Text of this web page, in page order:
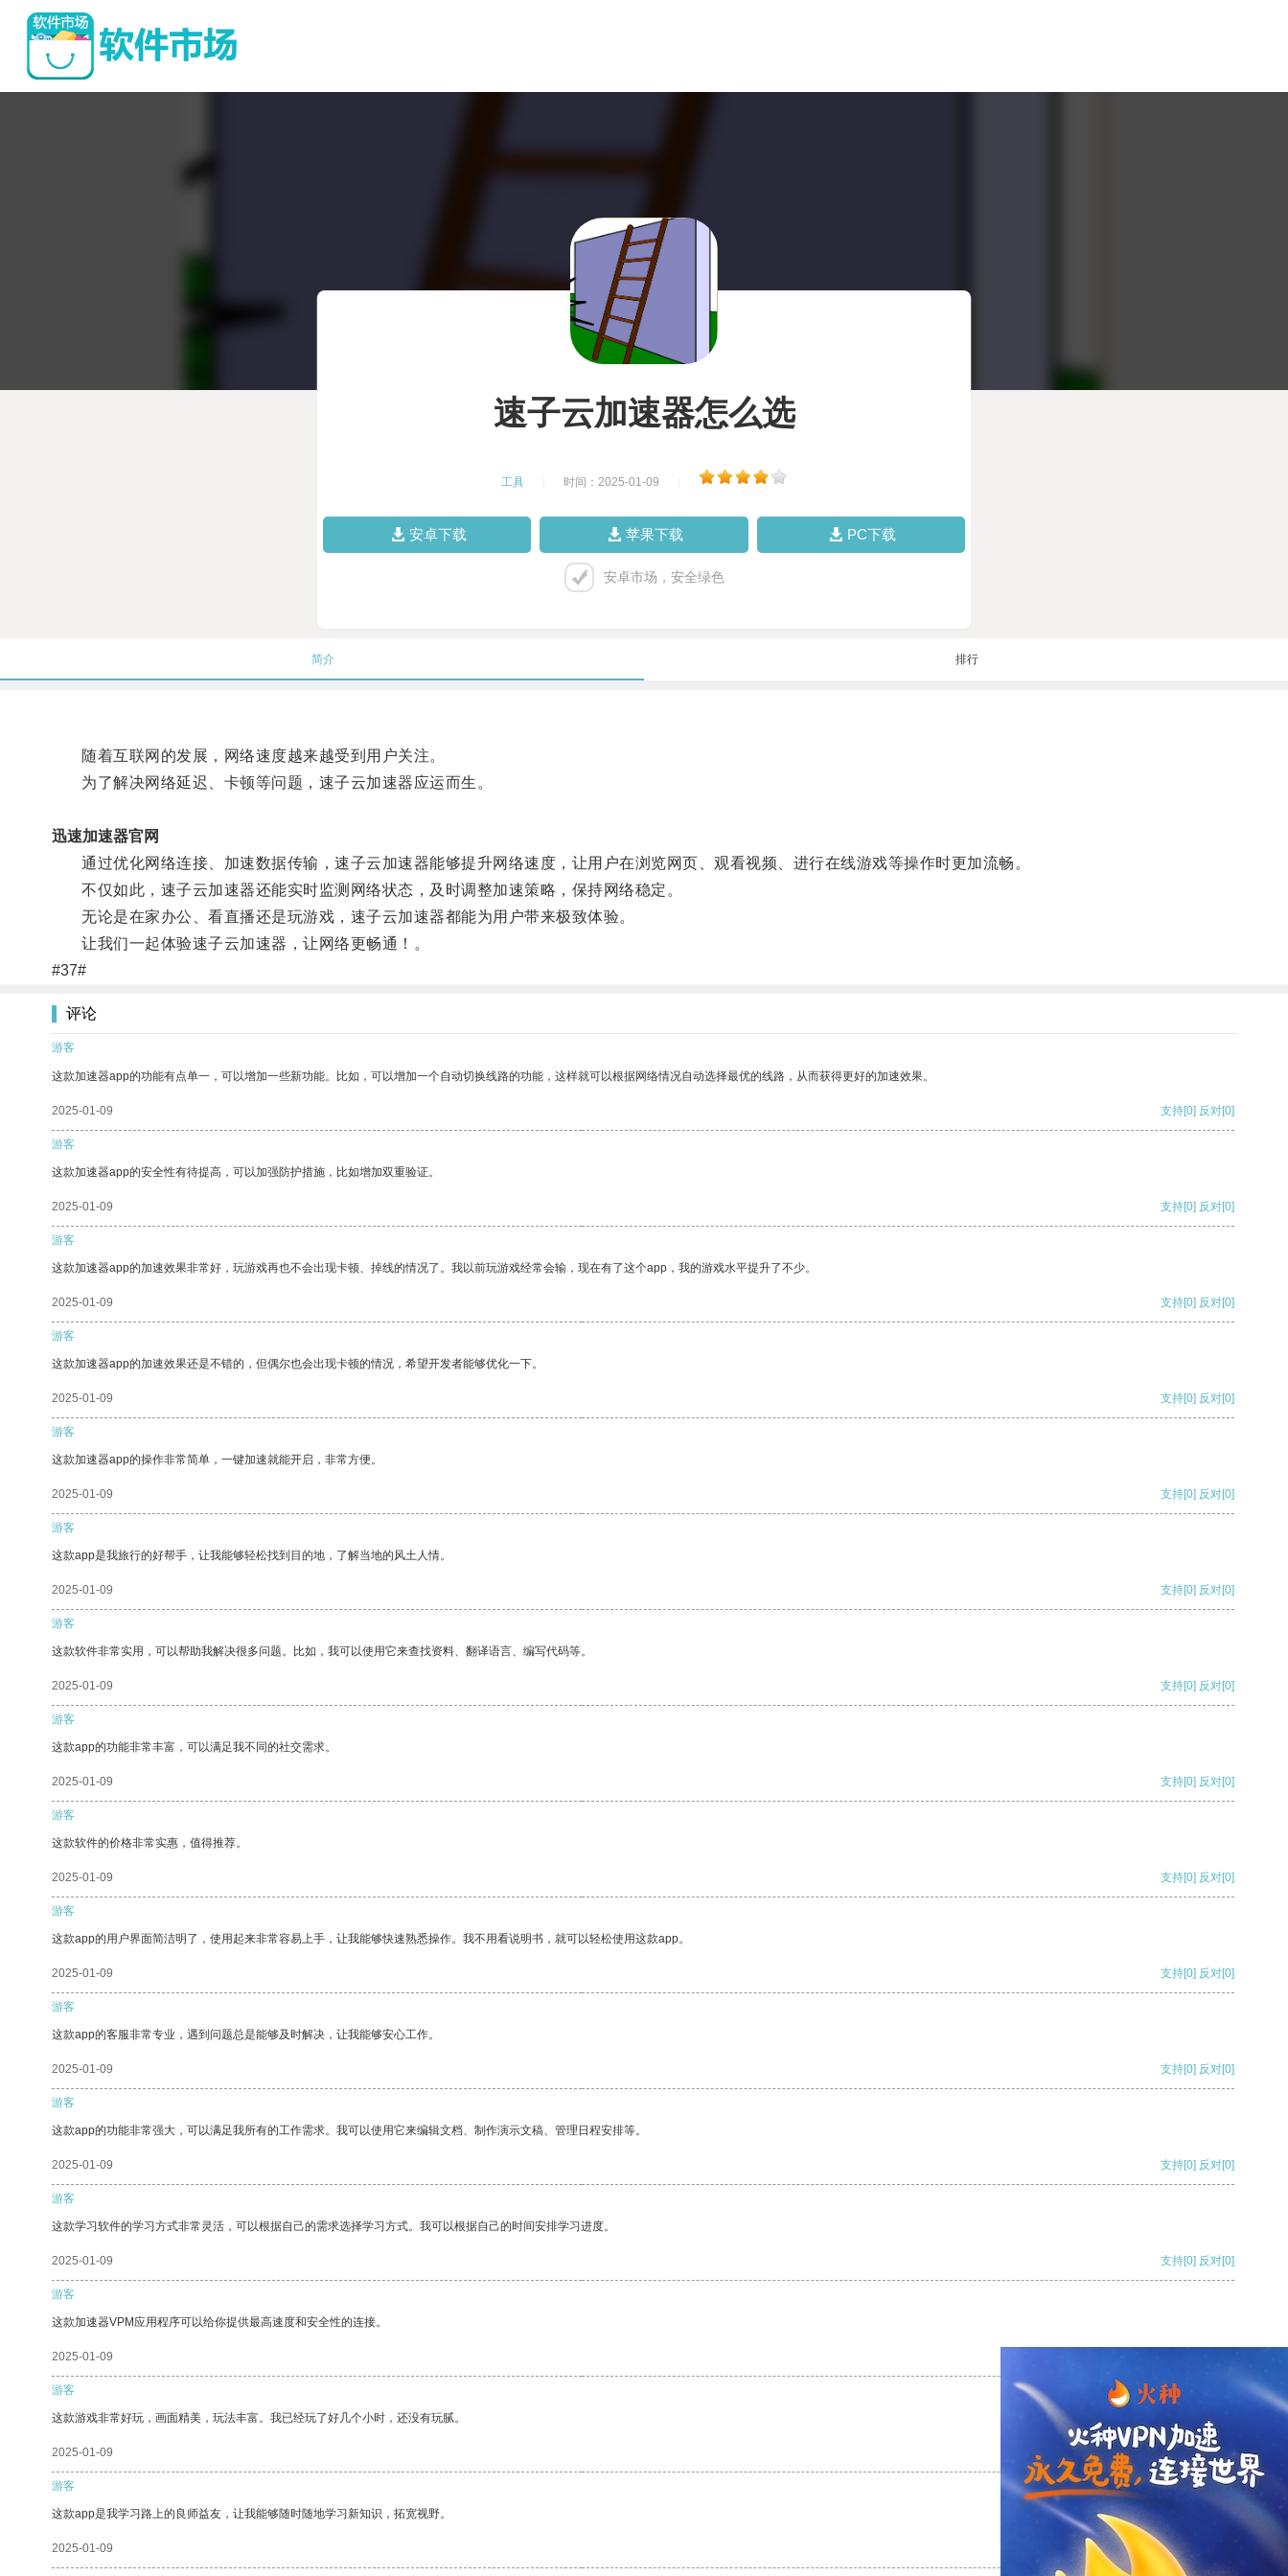
速子云加速器怎么选
工具 时间：2025-01-09
安卓下载 苹果下载 PC下载
安卓市场，安全绿色
简介 排行
随着互联网的发展，网络速度越来越受到用户关注。
为了解决网络延迟、卡顿等问题，速子云加速器应运而生。
迅速加速器官网
通过优化网络连接、加速数据传输，速子云加速器能够提升网络速度，让用户在浏览网页、观看视频、进行在线游戏等操作时更加流畅。
不仅如此，速子云加速器还能实时监测网络状态，及时调整加速策略，保持网络稳定。
无论是在家办公、看直播还是玩游戏，速子云加速器都能为用户带来极致体验。
让我们一起体验速子云加速器，让网络更畅通！。
#37#
评论
游客
这款加速器app的功能有点单一，可以增加一些新功能。比如，可以增加一个自动切换线路的功能，这样就可以根据网络情况自动选择最优的线路，从而获得更好的加速效果。
2025-01-09 支持[0] 反对[0]
游客
这款加速器app的安全性有待提高，可以加强防护措施，比如增加双重验证。
2025-01-09 支持[0] 反对[0]
游客
这款加速器app的加速效果非常好，玩游戏再也不会出现卡顿、掉线的情况了。我以前玩游戏经常会输，现在有了这个app，我的游戏水平提升了不少。
2025-01-09 支持[0] 反对[0]
游客
这款加速器app的加速效果还是不错的，但偶尔也会出现卡顿的情况，希望开发者能够优化一下。
2025-01-09 支持[0] 反对[0]
游客
这款加速器app的操作非常简单，一键加速就能开启，非常方便。
2025-01-09 支持[0] 反对[0]
游客
这款app是我旅行的好帮手，让我能够轻松找到目的地，了解当地的风土人情。
2025-01-09 支持[0] 反对[0]
游客
这款软件非常实用，可以帮助我解决很多问题。比如，我可以使用它来查找资料、翻译语言、编写代码等。
2025-01-09 支持[0] 反对[0]
游客
这款app的功能非常丰富，可以满足我不同的社交需求。
2025-01-09 支持[0] 反对[0]
游客
这款软件的价格非常实惠，值得推荐。
2025-01-09 支持[0] 反对[0]
游客
这款app的用户界面简洁明了，使用起来非常容易上手，让我能够快速熟悉操作。我不用看说明书，就可以轻松使用这款app。
2025-01-09 支持[0] 反对[0]
游客
这款app的客服非常专业，遇到问题总是能够及时解决，让我能够安心工作。
2025-01-09 支持[0] 反对[0]
游客
这款app的功能非常强大，可以满足我所有的工作需求。我可以使用它来编辑文档、制作演示文稿、管理日程安排等。
2025-01-09 支持[0] 反对[0]
游客
这款学习软件的学习方式非常灵活，可以根据自己的需求选择学习方式。我可以根据自己的时间安排学习进度。
2025-01-09 支持[0] 反对[0]
游客
这款加速器VPM应用程序可以给你提供最高速度和安全性的连接。
2025-01-09
游客
这款游戏非常好玩，画面精美，玩法丰富。我已经玩了好几个小时，还没有玩腻。
2025-01-09 支持 [0] 反对 [0]
游客
这款app是我学习路上的良师益友，让我能够随时随地学习新知识，拓宽视野。
2025-01-09 支持